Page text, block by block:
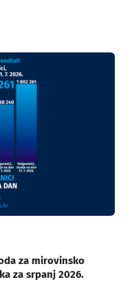
za mirovinsko
za srpanj 2026.